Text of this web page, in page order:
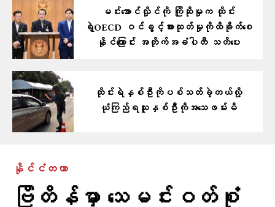
မင်းအောင်လှိုင်ကို ကြိုဆိုမှုက ထိုင်း
ရဲ့OECD ဝင်ခွင့်အားထုတ်မှုကိုထိခိုက်စေ
နိုင်ကြောင်း အတိုက်အခံပါတီ သတိပေး
ထိုင်းရဲနှစ်ဦးကိုပစ်သတ်ခဲ့တယ်လို့
ယုံကြည်ရသူနှစ်ဦးကိုအသေဖမ်းမိ
နိုင်ငံတကာ